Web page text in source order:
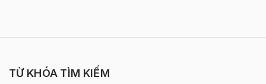
TỪ KHÓA TÌM KIẾM